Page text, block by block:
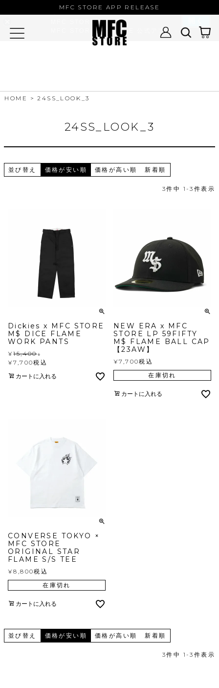
MFC STORE APP RELEASE
HOME 24SS_LOOK_3
24SS_LOOK_3
並び替え 価格が安い順 価格が高い順 新着順
3件中 1 -3 件表示
Dickies x MFC STORE
M$ DICE FLAME
WORK PANTS
¥15,400↓
¥7,700税込
カートに入れる
NEW ERA x MFC
STORE LP 59FIFTY
M$ FLAME BALL CAP
【23AW】
¥7,700税込
在庫切れ
カートに入れる
CONVERSE TOKYO ×
MFC STORE
ORIGINAL STAR
FLAME S/S TEE
¥8,800税込
在庫切れ
カートに入れる
並び替え 価格が安い順 価格が高い順 新着順
3件中 1 -3 件表示
MFC STORE
MFC STORE/EXAMPLE 公式アプリ -
Google Play